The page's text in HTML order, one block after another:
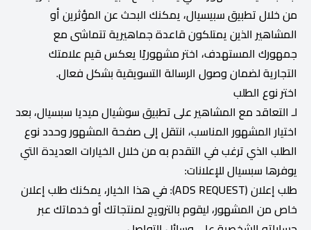
من خلال تطبيق سبيسيال، يمكنك البحث عن المؤثرين أو
المشاهير الذين يمتلكون قاعدة جماهيرية تتماشى مع
جمهورك المستهدف، اختر مشهوريًا يعكس قيم علامتك
التجارية لضمان وصول الرسالة التسويقية بشكل فعال.
اختر نوع الطلب
لـ التعاقد مع المشاهير على تطبيق سوشيال ميديا سبسيال، بعد
اختيار المشهور المناسب، انتقل إلى صفحة المشهور وحدد نوع
الطلب الذي ترغب في التقدم به من خلال الخيارات العديدة التي
يوفرها سبسيال للإعلانات:
طلب إعلان (ADS REQUEST): في هذا الخيار، يمكنك طلب إعلان
خاص من المشهور، ليقوم بالترويج لمنتجاتك أو خدماتك عبر